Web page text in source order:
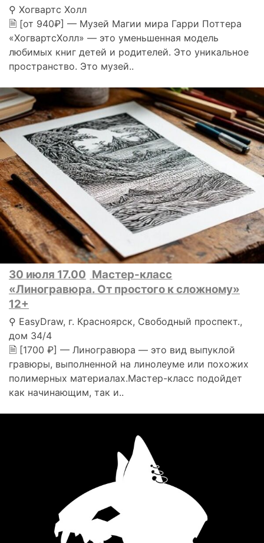
⚲ Хогвартс Холл
🗎 [от 940₽] — Музей Магии мира Гарри Поттера
«ХогвартсХолл» — это уменьшенная модель
любимых книг детей и родителей. Это уникальное
пространство. Это музей..
30 июля 17.00 Мастер-класс
«Линогравюра. От простого к сложному»
12+
⚲ EasyDraw, г. Красноярск, Свободный проспект.,
дом 34/4
🗎 [1700 ₽] — Линогравюра — это вид выпуклой
гравюры, выполненной на линолеуме или похожих
полимерных материалах.Мастер-класс подойдет
как начинающим, так и..